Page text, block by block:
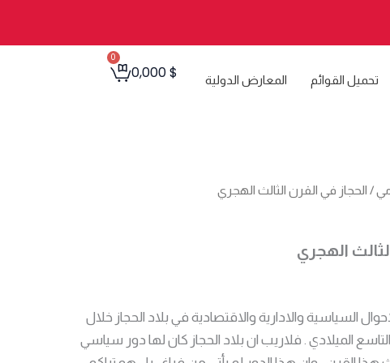
تحميل القوائم المعارض الدولية 0,000$
0
Cart
/ الحجاز في القرن الثالث الهجري
الهجري
السياسية والادارية والاقتصادية في بلاد الحجاز خلال
الميلادي . فلاريب ان بلاد الحجاز كان لها دور سياسي